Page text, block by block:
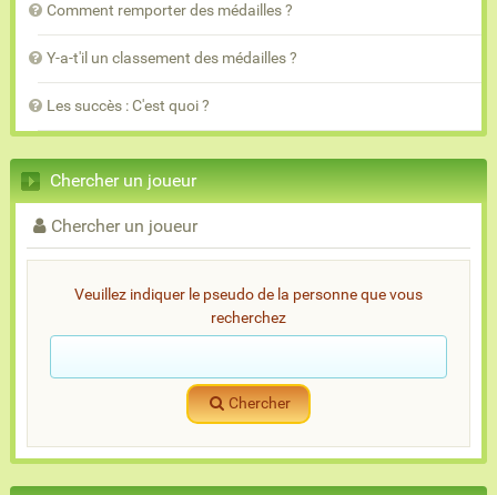
Comment remporter des médailles ?
Y-a-t'il un classement des médailles ?
Les succès : C'est quoi ?
Chercher un joueur
Chercher un joueur
Veuillez indiquer le pseudo de la personne que vous
recherchez
Chercher